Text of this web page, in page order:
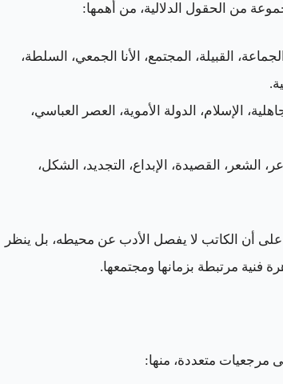
من الحقول الدلالية، من أهمها:
الجماعة، القبيلة، المجتمع، الأنا الجمعي، السلطة،
الإسلام، الدولة الأموية، العصر العباسي،
الشعر، القصيدة، الإبداع، التجديد، الشكل،
على أن الكاتب لا يفصل الأدب عن محيطه، بل ينظر
فنية مرتبطة بزمانها ومجتمعها.
مرجعيات متعددة، منها: